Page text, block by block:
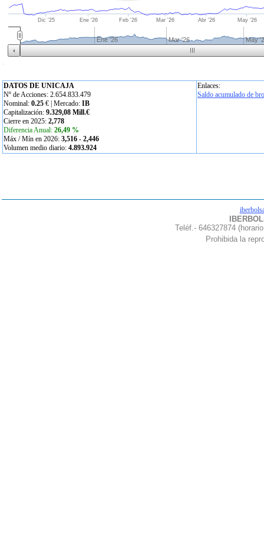
DATOS DE UNICAJA
Nº de Acciones: 2.654.833.479
Nominal: 0.25 € | Mercado: IB
Capitalización: 9.329,08 Mill.€
Cierre en 2025: 2,778
Diferencia Anual: 26,49 %
Máx / Mín en 2026: 3,516 - 2,446
Volumen medio diario: 4.893.924
Enlaces:
Saldo acumulado de
Teléf.- 646327874
Prohibida la